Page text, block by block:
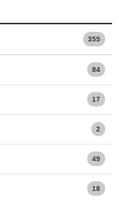
355
84
17
2
49
18